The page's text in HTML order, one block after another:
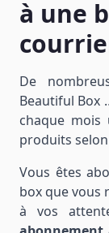
à une
De
Beautiful Box
chaque
produits
Vous êtes
box que vous
à vos